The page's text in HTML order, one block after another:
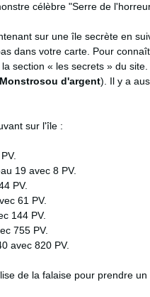
célèbre "Serre de
sur une île secrète en
dans votre carte. Pour
section « les secrets » du
Monstrosou d'argent). Il y a
sur l'île :
19 avec 8 PV.
PV.
61 PV.
144 PV.
755 PV.
avec 820 PV.
de la falaise pour prendre